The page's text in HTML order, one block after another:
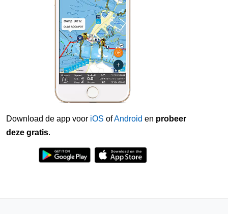
Download de app voor iOS ofAndroid en probeer
deze gratis.